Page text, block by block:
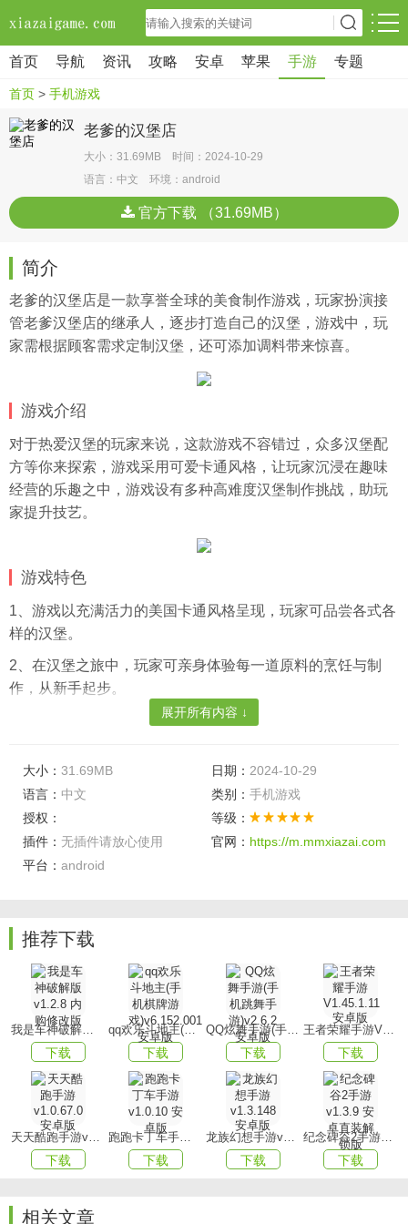
首页 导航 资讯 攻略 安卓 苹果 手游 专题
首页 > 手机游戏
老爹的汉堡店
大小：31.69MB 时间：2024-10-29
语言：中文 环境：android
官方下载 （31.69MB）
简介
老爹的汉堡店是一款享誉全球的美食制作游戏，玩家扮演接
管老爹汉堡店的继承人，逐步打造自己的汉堡，游戏中，玩
家需根据顾客需求定制汉堡，还可添加调料带来惊喜。
游戏介绍
对于热爱汉堡的玩家来说，这款游戏不容错过，众多汉堡配
方等你来探索，游戏采用可爱卡通风格，让玩家沉浸在趣味
经营的乐趣之中，游戏设有多种高难度汉堡制作挑战，助玩
家提升技艺。
游戏特色
1、游戏以充满活力的美国卡通风格呈现，玩家可品尝各式各
样的汉堡。
2、在汉堡之旅中，玩家可亲身体验每一道原料的烹饪与制
作，从新手起步。
3、持续扩展你的汉堡店，获取更多配料，创造更多汉堡风
游戏亮点
1、游戏中的各种设定巧妙地揭示了食品安全及企业诚信等问
题，整体游戏充满了荒诞与黑色幽默。
2、在为顾客提供优质服务的同时，玩家需确保订单处理不过
订购。
游戏优势
1、游戏融合了经典模拟经营与独特汉堡制作元素，为玩家带
来丰富而独特的游戏体验。
2、根据顾客需求制作各类汉堡，满足多样化的汉堡需求。
3、游戏操作简便易懂，只需轻触屏幕便能完成汉堡制作。
游戏玩法
1、制作饮料和沙冰等饮品时，务必将饮料置于星星点亮处，
2、制作速度至关重要，确保在规定时间内将汉堡交付顾客，
展开所有内容 ↓
大小： 31.69MB 日期： 2024-10-29
语言： 中文 类别： 手机游戏
授权：
等级：
插件： 无插件请放心使用 官网： https://m.mmxiazai.com
平台： android
推荐下载
我是车神破解版v1.2.8 内购修改版
下载
qq欢乐斗地主(手机棋牌游戏)v6.152.001安卓版
下载
QQ炫舞手游(手机跳舞手游)v2.6.2 安卓版
下载
王者荣耀手游V1.45.1.11 安卓版
下载
天天酷跑手游v1.0.67.0安卓版
下载
跑跑卡丁车手游v1.0.10 安卓版
下载
龙族幻想手游v1.3.148 安卓版
下载
纪念碑谷2手游v1.3.9 安卓直装解锁版
下载
相关文章